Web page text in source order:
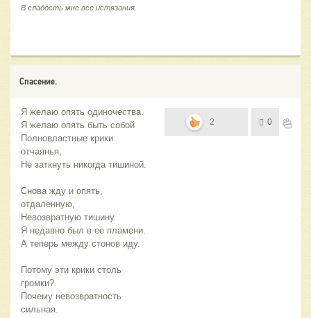
В сладость мне все истязания.
Спасение.
Я желаю опять одиночества.
Я желаю опять быть собой
Полновластные крики
отчаянья,
Не заткнуть никогда тишиной.
Снова жду и опять,
отдаленную,
Невозвратную тишину.
Я недавно был в ее пламени.
А теперь между стонов иду.
Потому эти крики столь
громки?
Почему невозвратность
сильная.
2 0